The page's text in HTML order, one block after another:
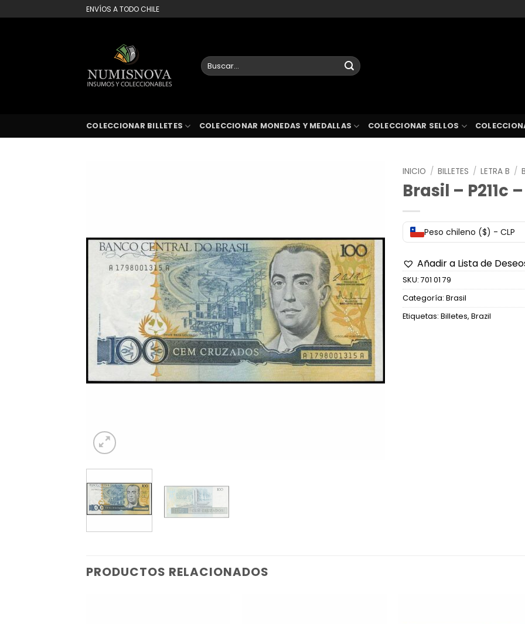
al
ENVÍOS A TODO CHILE
Buscar
por:
COLECCIONAR BILLETES COLECCIONAR MONEDAS Y MEDALLAS COLECCIONAR SELLOS
INICIO / BILLETES / LETRA B /
Brasil – P211c
Peso chileno ($) - CLP
Añadir a Lista de
SKU: 701 01 79
Categoría: Brasil
Etiquetas: Billetes, Brazil
PRODUCTOS RELACIONADOS